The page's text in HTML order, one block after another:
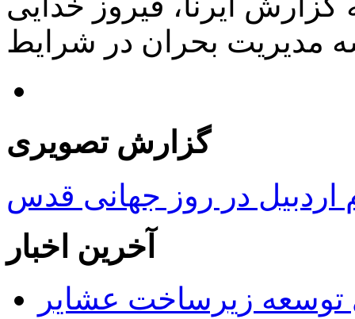
گزارش تصویری
در روز جهانی قدس
آخرین اخبار
برای توسعه زیرساخت عشایر